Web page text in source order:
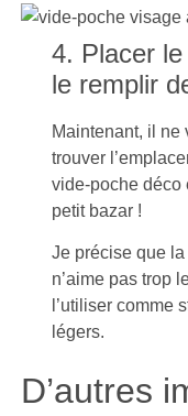
4. Placer
le remplir
Maintenant, il ne
trouver
vide-poche déco
petit bazar !
Je précise que
n’aime pas trop
l’utiliser comme
légers.
D’autres